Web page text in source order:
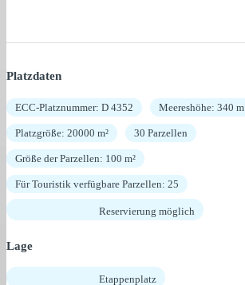
Platzdaten
ECC-Platznummer: D 4352 Meereshöhe: 340 m
Platzgröße: 20000 m² 30 Parzellen
Größe der Parzellen: 100 m²
Für Touristik verfügbare Parzellen: 25
Reservierung möglich
Lage
Etappenplatz